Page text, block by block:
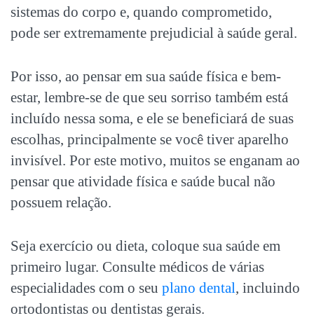
sistemas do corpo e, quando comprometido,
pode ser extremamente prejudicial à saúde geral.
Por isso, ao pensar em sua saúde física e bem-
estar, lembre-se de que seu sorriso também está
incluído nessa soma, e ele se beneficiará de suas
escolhas, principalmente se você tiver aparelho
invisível. Por este motivo, muitos se enganam ao
pensar que atividade física e saúde bucal não
possuem relação.
Seja exercício ou dieta, coloque sua saúde em
primeiro lugar. Consulte médicos de várias
especialidades com o seu plano dental, incluindo
ortodontistas ou dentistas gerais.